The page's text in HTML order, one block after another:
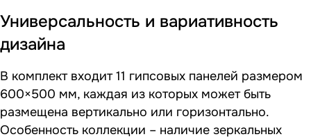
Универсальность и вариативность
дизайна
В комплект входит 11 гипсовых панелей размером
600×500 мм, каждая из которых может быть
размещена вертикально или горизонтально.
Особенность коллекции – наличие зеркальных